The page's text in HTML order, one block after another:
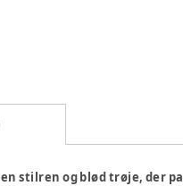
stilren og blød trøje, der